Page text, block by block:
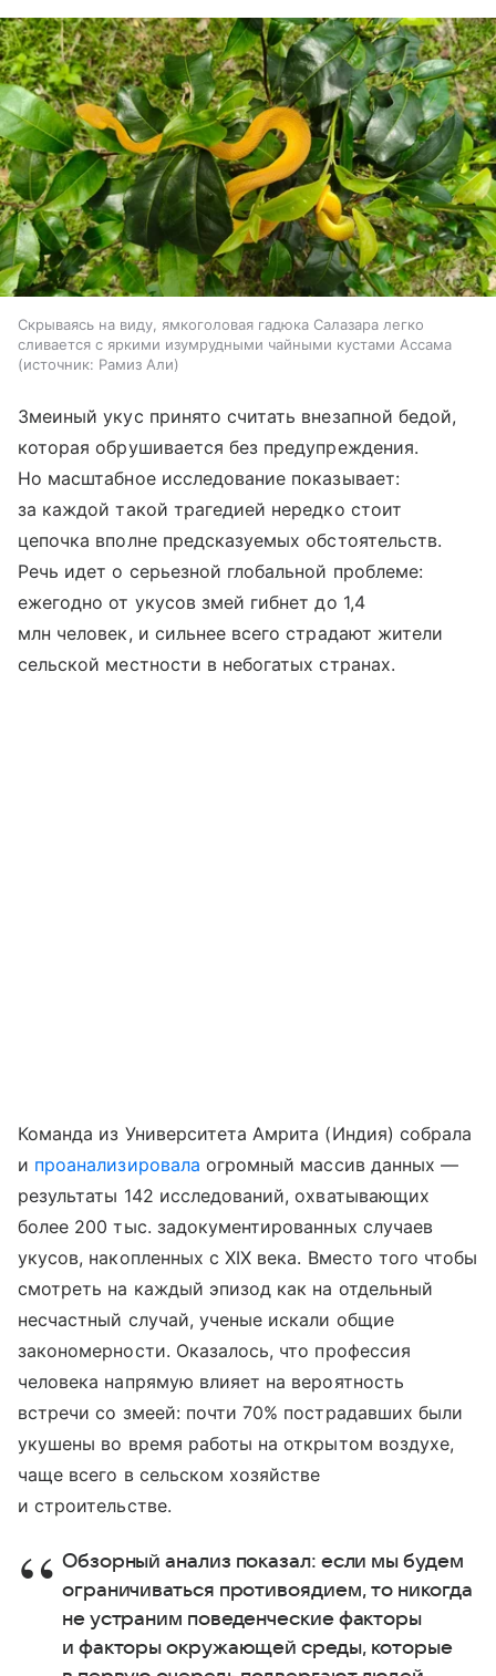
Скрываясь на виду, ямкоголовая гадюка Салазара легко
сливается с яркими изумрудными чайными кустами Ассама
источник: Рамиз Али
Змеиный укус принято считать внезапной бедой,
которая обрушивается без предупреждения.
Но масштабное исследование показывает:
за каждой такой трагедией нередко стоит
цепочка вполне предсказуемых обстоятельств.
Речь идет о серьезной глобальной проблеме:
ежегодно от укусов змей гибнет до 1,4
млн человек, и сильнее всего страдают жители
сельской местности в небогатых странах.
Команда из Университета Амрита (Индия) собрала
и проанализировала огромный массив данных —
результаты 142 исследований, охватывающих
более 200 тыс. задокументированных случаев
укусов, накопленных с XIX века. Вместо того чтобы
смотреть на каждый эпизод как на отдельный
несчастный случай, ученые искали общие
закономерности. Оказалось, что профессия
человека напрямую влияет на вероятность
встречи со змеей: почти 70% пострадавших были
укушены во время работы на открытом воздухе,
чаще всего в сельском хозяйстве
и строительстве.
Обзорный анализ показал: если мы будем
ограничиваться противоядием, то никогда
не устраним поведенческие факторы
и факторы окружающей среды, которые